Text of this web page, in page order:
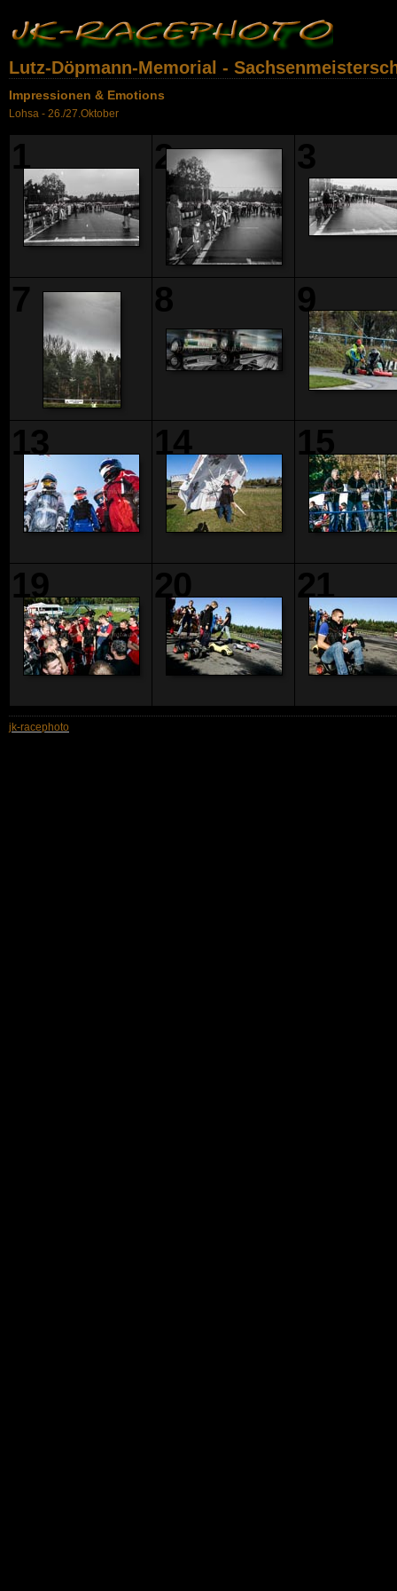
Lutz-Döpmann-Memorial -
Impressionen & Emotions
Lohsa - 26./27.Oktober
1 2 3
7 8 9
13 14 15
19 20 21
jk-racephoto